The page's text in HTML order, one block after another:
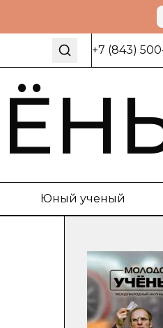
+7 (843)
Юный ученый